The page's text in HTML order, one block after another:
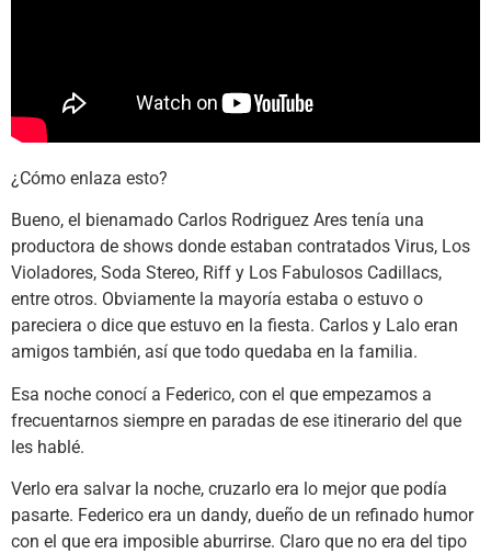
¿Cómo enlaza esto?
Bueno, el bienamado Carlos Rodriguez Ares tenía una
productora de shows donde estaban contratados Virus, Los
Violadores, Soda Stereo, Riff y Los Fabulosos Cadillacs,
entre otros. Obviamente la mayoría estaba o estuvo o
pareciera o dice que estuvo en la fiesta. Carlos y Lalo eran
amigos también, así que todo quedaba en la familia.
Esa noche conocí a Federico, con el que empezamos a
frecuentarnos siempre en paradas de ese itinerario del que
les hablé.
Verlo era salvar la noche, cruzarlo era lo mejor que podía
pasarte. Federico era un dandy, dueño de un refinado humor
con el que era imposible aburrirse. Claro que no era del tipo